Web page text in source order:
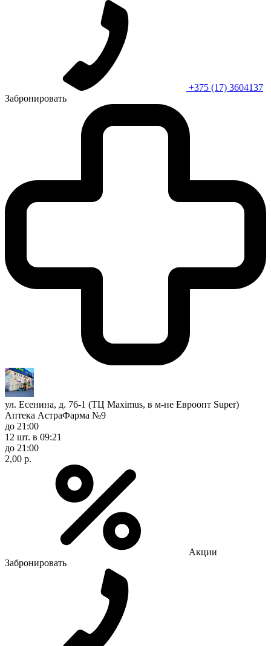
+375 (17) 3604137
Забронировать
ул. Есенина, д. 76-1 (ТЦ Maximus, в м-не Евроопт Super)
Аптека АстраФарма №9
до 21:00
12 шт. в 09:21
до 21:00
2,00 р.
Акции
Забронировать